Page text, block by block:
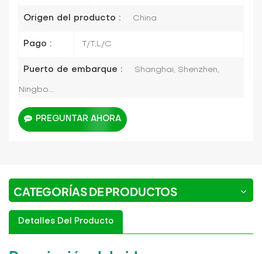
Origen del producto : China
Pago : T/T,L/C
Puerto de embarque : Shanghai, Shenzhen,
Ningbo...
PREGUNTAR AHORA
CATEGORÍAS DE PRODUCTOS
Detalles Del Producto